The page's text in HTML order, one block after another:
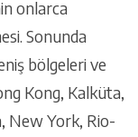
onlarca
Sonunda
bölgeleri ve
Kong, Kalküta,
New York, Rio-